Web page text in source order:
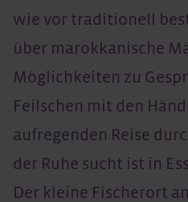
wie vor traditionell
über marokkanische
Möglichkeiten zu
Feilschen mit den
aufregenden Reise
der Ruhe sucht ist in
Der kleine Fischerort